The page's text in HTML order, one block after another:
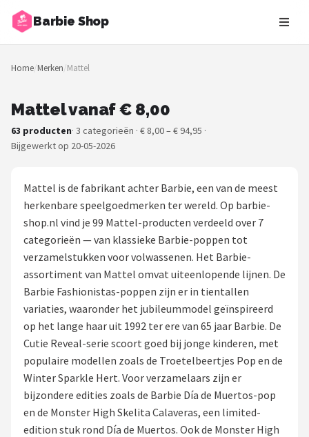
Barbie Shop
Zoeken
NAVIGATIE
Merken
Barbies
Poppen
Meubeltjes
POPULAIRE MERKEN
Paola Reina
Mattel
Home/Merken/Mattel
Mattel vanaf € 8,00
63 producten· 3 categorieën · € 8,00 – € 94,95 ·
Bijgewerkt op 20-05-2026
Mattel is de fabrikant achter Barbie, een van de meest
herkenbare speelgoedmerken ter wereld. Op barbie-
shop.nl vind je 99 Mattel-producten verdeeld over 7
categorieën — van klassieke Barbie-poppen tot
verzamelstukken voor volwassenen. Het Barbie-
assortiment van Mattel omvat uiteenlopende lijnen. De
Barbie Fashionistas-poppen zijn er in tientallen
variaties, waaronder het jubileummodel geïnspireerd
op het lange haar uit 1992 ter ere van 65 jaar Barbie. De
Cutie Reveal-serie scoort goed bij jonge kinderen, met
populaire modellen zoals de Troetelbeertjes Pop en de
Winter Sparkle Hert. Voor verzamelaars zijn er
bijzondere edities zoals de Barbie Día de Muertos-pop
en de Monster High Skelita Calaveras, een limited-
edition stuk rond Día de Muertos. Ook de Monster High